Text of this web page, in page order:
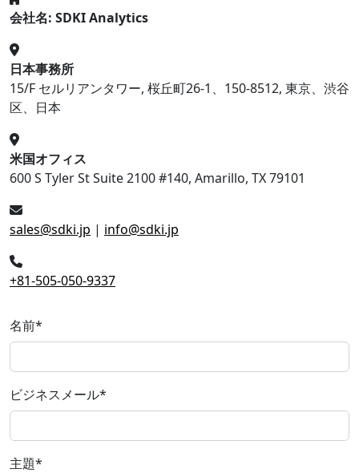
会社名: SDKI Analytics
日本事務所
15/F セルリアンタワー, 桜丘町26-1、150-8512, 東京、渋谷
区、日本
米国オフィス
600 S Tyler St Suite 2100 #140, Amarillo, TX 79101
sales@sdki.jp | info@sdki.jp
+81-505-050-9337
名前*
ビジネスメール*
主題*